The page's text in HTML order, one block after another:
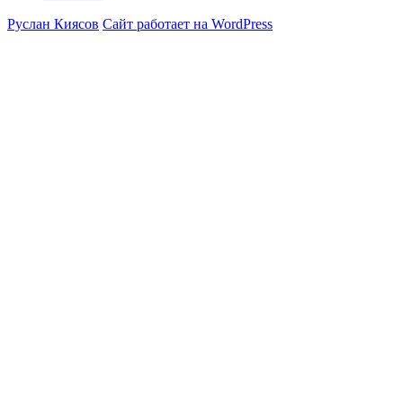
Руслан Киясов Сайт работает на WordPress